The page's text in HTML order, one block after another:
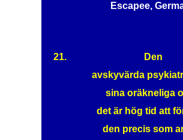
Escapee,
21.
Den
avskyvärda
sina oräkneliga
det är hög tid att
den precis som